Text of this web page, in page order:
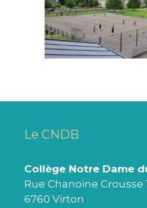
Le CNDB
Collège Notre Dame
Rue Chanoine Crousse
6760 Virton